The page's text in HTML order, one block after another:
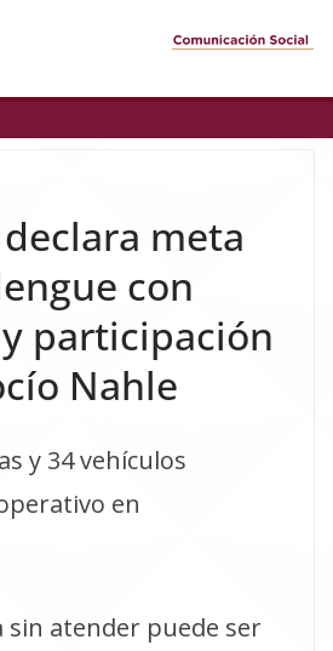
meta
con
participación
Nahle
y 34 vehículos
en
sin atender puede ser